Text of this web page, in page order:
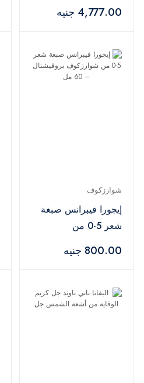
فوليوم – 450 جم +
4,777.00 جنيه
شوارزكوف
إيجورا فيبرانس صبغة
شعر 5-0 من
– 60 مل
800.00 جنيه